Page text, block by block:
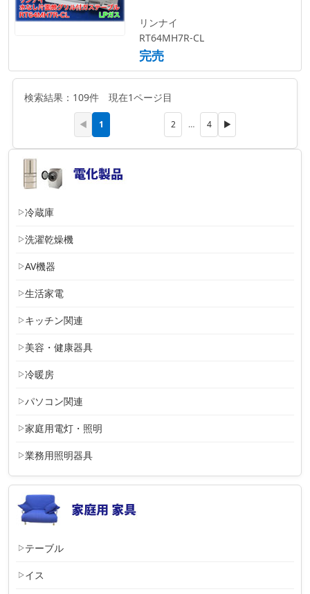
冷蔵庫
洗濯乾燥機
AV機器
生活家電
キッチン関連
美容・健康器具
冷暖房
パソコン関連
家庭用電灯・照明
業務用照明器具
テーブル
イス
リンナイ
RT64MH7R-CL
完売
検索結果：109件 現在1ページ目
◀ 1 2 … 4 ▶